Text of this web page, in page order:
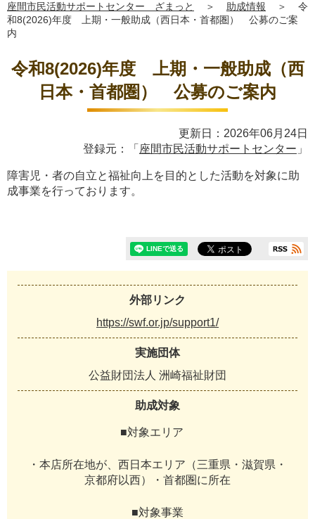
座間市民活動サポートセンター ざまっと ＞ 助成情報 ＞
令
和8(2026)年度 上期・一般助成（西日本・首都圏） 公募のご案
内
令和8(2026)年度 上期・一般助成（西
日本・首都圏） 公募のご案内
更新日：2026年06月24日
登録元：「 座間市民活動サポートセンター 」
障害児・者の自立と福祉向上を目的とした活動を対象に助
成事業を行っております。
外部リンク
https://swf.or.jp/support1/
実施団体
公益財団法人 洲崎福祉財団
助成対象
■対象エリア
・本店所在地が、西日本エリア（三重県・滋賀県・
京都府以西）・首都圏に所在
■対象事業